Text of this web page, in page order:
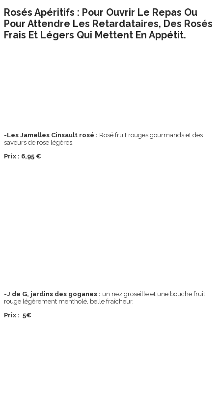
Rosés Apéritifs : Pour Ouvrir Le Repas Ou
Pour Attendre Les Retardataires, Des Rosés
Frais Et Légers Qui Mettent En Appétit.
-Les Jamelles Cinsault rosé : Rosé fruit rouges gourmands et des
saveurs de rose légères.
Prix : 6,95 €
-J de G, jardins des goganes : un nez groseille et une bouche fruit
rouge légèrement mentholé, belle fraîcheur.
Prix : 5€